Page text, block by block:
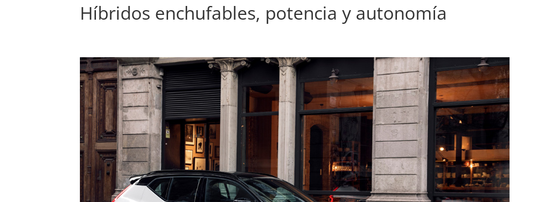
Híbridos enchufables, potencia y autonomía